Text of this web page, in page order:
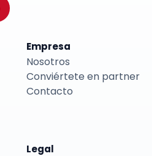
Empresa
Nosotros
Conviértete en partner
Contacto
Legal